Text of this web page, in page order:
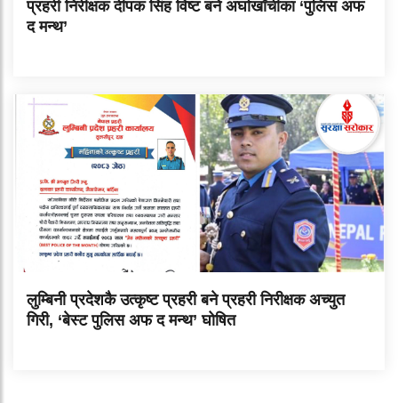
प्रहरी निरीक्षक दीपक सिंह विष्ट बने अर्घाखाँचीका ‘पुलिस अफ
द मन्थ’
लुम्बिनी प्रदेशकै उत्कृष्ट प्रहरी बने प्रहरी निरीक्षक अच्युत
गिरी, ‘बेस्ट पुलिस अफ द मन्थ’ घोषित